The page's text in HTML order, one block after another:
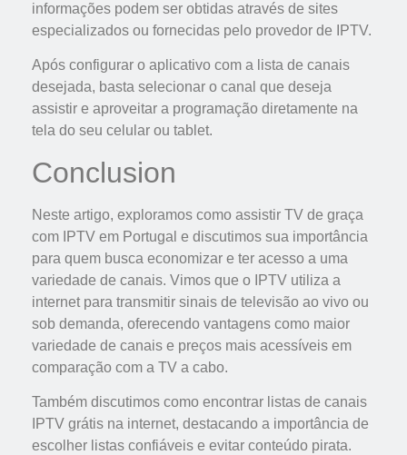
informações podem ser obtidas através de sites
especializados ou fornecidas pelo provedor de IPTV.
Após configurar o aplicativo com a lista de canais
desejada, basta selecionar o canal que deseja
assistir e aproveitar a programação diretamente na
tela do seu celular ou tablet.
Conclusion
Neste artigo, exploramos como assistir TV de graça
com IPTV em Portugal e discutimos sua importância
para quem busca economizar e ter acesso a uma
variedade de canais. Vimos que o IPTV utiliza a
internet para transmitir sinais de televisão ao vivo ou
sob demanda, oferecendo vantagens como maior
variedade de canais e preços mais acessíveis em
comparação com a TV a cabo.
Também discutimos como encontrar listas de canais
IPTV grátis na internet, destacando a importância de
escolher listas confiáveis e evitar conteúdo pirata.